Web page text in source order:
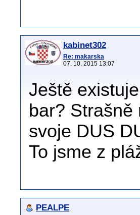
kabinet302
Re: makarska
07. 10. 2015 13:07
Ještě
bar?
svoje DUS
To jsme z
PEALPE